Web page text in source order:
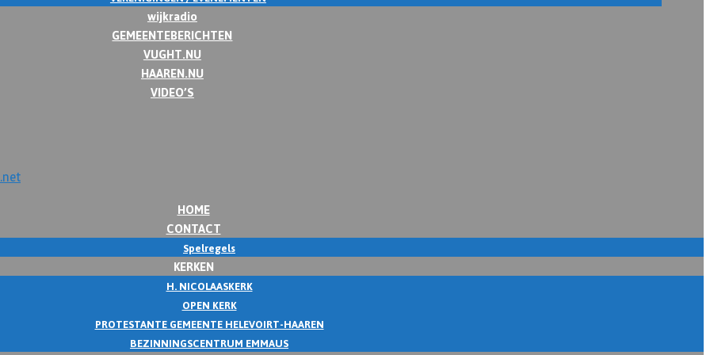
wijkradio
GEMEENTEBERICHTEN
VUGHT.NU
HAAREN.NU
VIDEO’S
HOME
CONTACT
Spelregels
KERKEN
H. NICOLAASKERK
OPEN KERK
PROTESTANTE GEMEENTE HELEVOIRT-HAAREN
BEZINNINGSCENTRUM EMMAUS